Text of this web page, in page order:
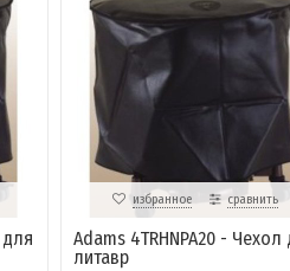
для
избранное сравнить
Adams 4TRHNPA20 - Чехол
литавр